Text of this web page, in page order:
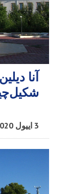
آنا
3 اییول 2020 17:34